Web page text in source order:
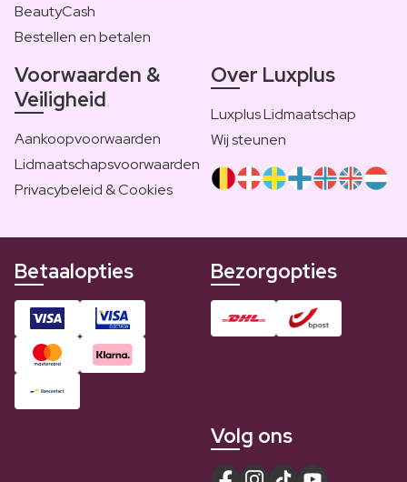
BeautyCash
Bestellen en betalen
Voorwaarden &
Veiligheid
Aankoopvoorwaarden
Lidmaatschapsvoorwaarden
Privacybeleid & Cookies
Over Luxplus
Luxplus Lidmaatschap
Wij steunen
Betaalopties Bezorgopties
Volg ons